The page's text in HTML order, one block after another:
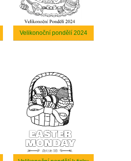
Velikonoční pondělí 2024